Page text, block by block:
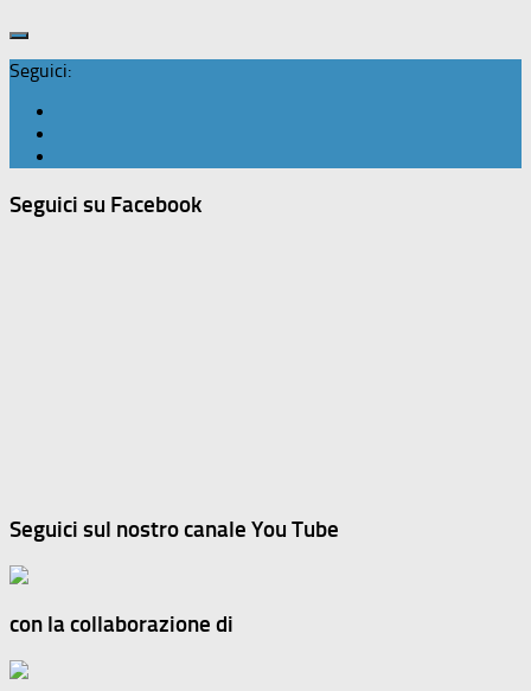
Seguici:
Seguici su Facebook
Seguici sul nostro canale You Tube
con la collaborazione di